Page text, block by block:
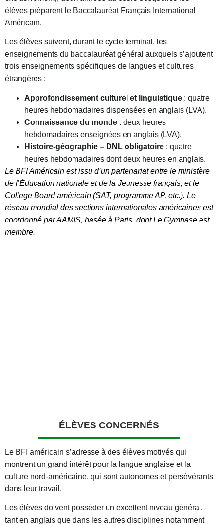
élèves préparent le Baccalauréat Français International
Américain.
Les élèves suivent, durant le cycle terminal, les
enseignements du baccalauréat général auxquels s’ajoutent
trois enseignements spécifiques de langues et cultures
étrangères :
Approfondissement culturel et linguistique : quatre
heures hebdomadaires dispensées en anglais (LVA).
Connaissance du monde : deux heures
hebdomadaires enseignées en anglais (LVA).
Histoire-géographie – DNL obligatoire : quatre
heures hebdomadaires dont deux heures en anglais.
Le BFI Américain est issu d’un partenariat entre le ministère
de l’Éducation nationale et de la Jeunesse français, et le
College Board américain (SAT, programme AP, etc.). Le
réseau mondial des sections internationales américaines est
coordonné par AAMIS, basée à Paris, dont Le Gymnase est
membre.
ÉLÈVES CONCERNÉS
Le BFI américain s’adresse à des élèves motivés qui
montrent un grand intérêt pour la langue anglaise et la
culture nord-américaine, qui sont autonomes et persévérants
dans leur travail.
Les élèves doivent posséder un excellent niveau général,
tant en anglais que dans les autres disciplines notamment